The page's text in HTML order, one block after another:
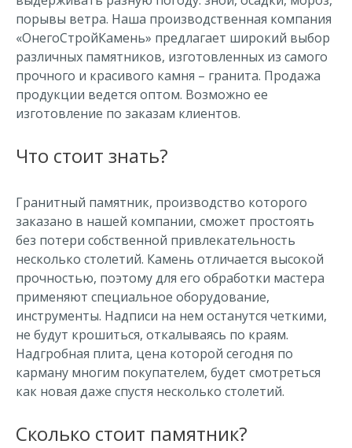
порывы ветра. Наша производственная компания
«ОнегоСтройКамень» предлагает широкий выбор
различных памятников, изготовленных из самого
прочного и красивого камня – гранита. Продажа
продукции ведется оптом. Возможно ее
изготовление по заказам клиентов.
Что стоит знать?
Гранитный памятник, производство которого
заказано в нашей компании, сможет простоять
без потери собственной привлекательность
несколько столетий. Камень отличается высокой
прочностью, поэтому для его обработки мастера
применяют специальное оборудование,
инструменты. Надписи на нем останутся четкими,
не будут крошиться, откалываясь по краям.
Надгробная плита, цена которой сегодня по
карману многим покупателем, будет смотреться
как новая даже спустя несколько столетий.
Сколько стоит памятник?